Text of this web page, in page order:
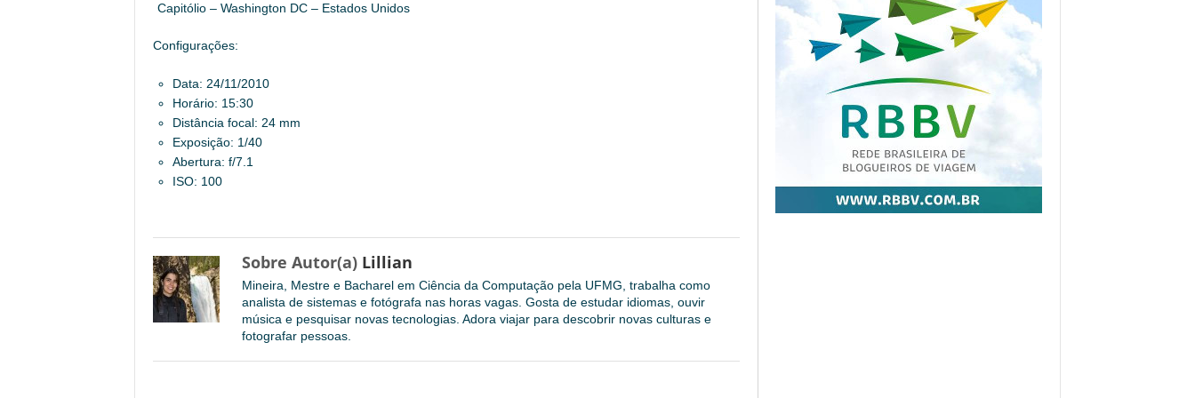
Capitólio – Washington DC – Estados Unidos
Configurações:
Data: 24/11/2010
Horário: 15:30
Distância focal: 24 mm
Exposição: 1/40
Abertura: f/7.1
ISO: 100
Sobre Autor(a) Lillian
Mineira, Mestre e Bacharel em Ciência da Computação pela UFMG, trabalha como
analista de sistemas e fotógrafa nas horas vagas. Gosta de estudar idiomas, ouvir
música e pesquisar novas tecnologias. Adora viajar para descobrir novas culturas e
fotografar pessoas.